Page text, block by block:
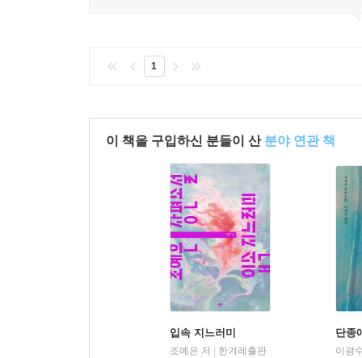
1
이 책을 구입하신 분들이 산 분야 연관 책
입속 지느러미
조예은 저
한겨레출판
단종
이광